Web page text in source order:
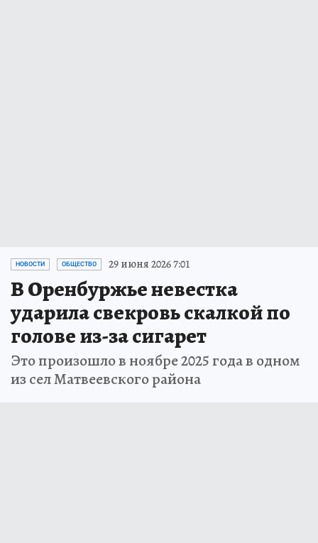
НОВОСТИ ОБЩЕСТВО 29 июня 2026 7:01
В Оренбуржье невестка
ударила свекровь скалкой по
голове из-за сигарет
Это произошло в ноябре 2025 года в одном
из сел Матвеевского района